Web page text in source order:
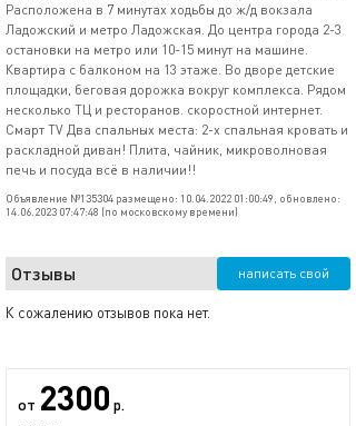
Расположена в 7 минутах ходьбы до ж/д вокзала
Ладожский и метро Ладожская. До центра города 2-3
остановки на метро или 10-15 минут на машине.
Квартира с балконом на 13 этаже. Во дворе детские
площадки, беговая дорожка вокруг комплекса. Рядом
несколько ТЦ и ресторанов. скоростной интернет.
Смарт TV Два спальных места: 2-х спальная кровать и
раскладной диван! Плита, чайник, микроволновая
печь и посуда всё в наличии!!
Объявление №135304 размещено: 10.04.2022 01:00:49, обновлено:
14.06.2023 07:47:48 (по московскому времени)
Отзывы написать свой
К сожалению отзывов пока нет.
от 2300 р.